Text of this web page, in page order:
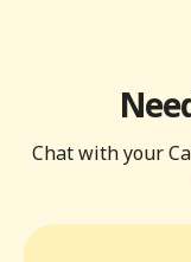
Chat with your